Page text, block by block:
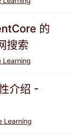
的
搜索
Learning
介绍 -
Learning